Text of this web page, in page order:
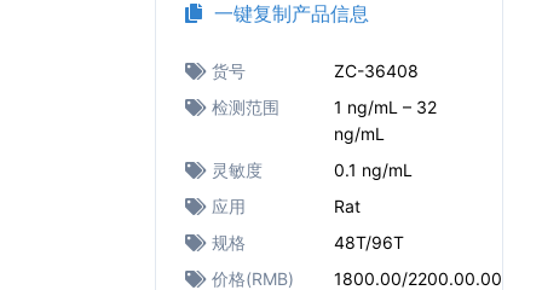
一键复制产品信息
货号
ZC-36408
检测范围
1 ng/mL – 32
ng/mL
灵敏度
0.1 ng/mL
应用
Rat
规格
48T/96T
价格(RMB)
1800.00/2200.00.00